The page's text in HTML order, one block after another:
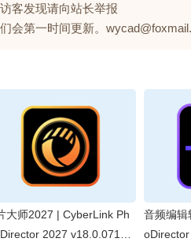
客发现请向站长举报
会第一时间更新。
大师2027 | CyberLink Ph
2027 v18.0.0715.
音频编辑
oDirector